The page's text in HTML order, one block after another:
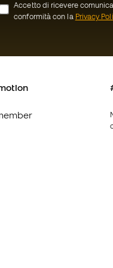
Accetto di ricevere
conformità con la Privacy